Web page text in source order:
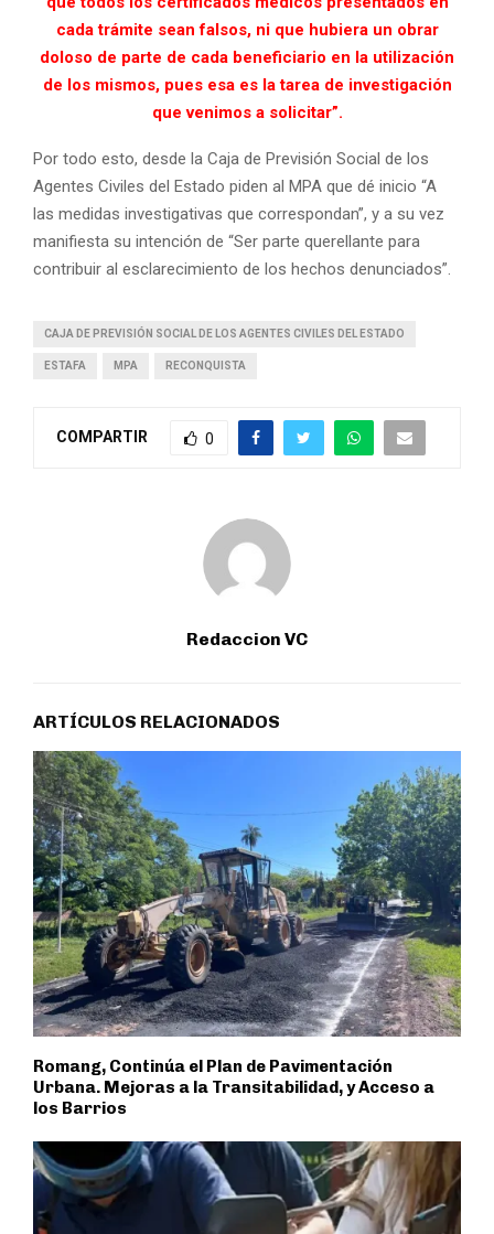
cada trámite sean falsos, ni que hubiera un obrar
doloso de parte de cada beneficiario en la utilización
de los mismos, pues esa es la tarea de investigación
que venimos a solicitar”.
Por todo esto, desde la Caja de Previsión Social de los
Agentes Civiles del Estado piden al MPA que dé inicio “A
las medidas investigativas que correspondan”, y a su vez
manifiesta su intención de “Ser parte querellante para
contribuir al esclarecimiento de los hechos denunciados”.
CAJA DE PREVISIÓN SOCIAL DE LOS AGENTES CIVILES DEL ESTADO
ESTAFA MPA RECONQUISTA
COMPARTIR 0
Redaccion VC
ARTÍCULOS RELACIONADOS
Romang, Continúa el Plan de Pavimentación
Urbana. Mejoras a la Transitabilidad, y Acceso a
los Barrios